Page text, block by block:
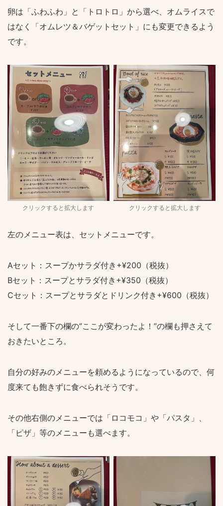
卵は「ふわふわ」と「トロトロ」から選べ、オムライスで
はなく「オムレツ＆バゲットセット」にも変更できるよう
です。
クリックすると拡大します クリックすると拡大します
左のメニュー表は、セットメニューです。
Aセット：スープかサラダ付き+¥200（税抜）
Bセット：スープとサラダ付き+¥350（税抜）
Cセット：スープとサラダとドリンク付き+¥600（税抜）
そして一番下の欄の”ここが変わったよ！”の欄も押さえて
おきたいところ。
自分の好みのメニューを頼めるようになっているので、何
度来ても飽きずに食べられそうです。
その他右側のメニューでは「ロコモコ」や「パスタ」、
「ピザ」等のメニューも選べます。